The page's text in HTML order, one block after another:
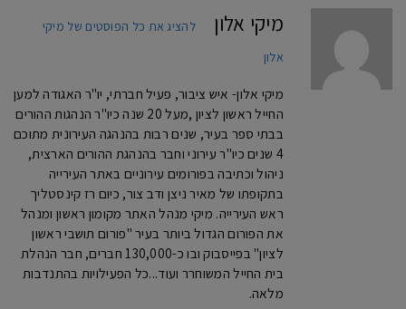
מיקי אלון
להציג את כל הפוסטים של מיקי
אלון
מיקי אלון- איש ציבור, פעיל חברתי, יו"ר האגודה למען
החייל ראשון לציון ,מעל 20 שנה כיו"ר הנהגות ההורים
בבתי ספר בעיר, שנים רבות בהנהגה העירונית מתוכם
4 שנים כיו"ר עירוני וחבר בהנהגת ההורים הארצית,
ניהול וכתיבה בפורומים עירוניים באתר העירייה
בתקופתו של מאיר ניצן ודב צור, כיום רז קינסטליך
ראש העירייה. מיקי מנהל האתר מקומון ראשון ומנהל
את הפורום הגדול ביותר בעיר "פורום תושבי ראשון
לציון" בפייסבוק ובו כ-130,000 חברים, חבר הנהלת
בית החייל המשוחרר ועוד...כל הפעילויות בהתנדבות
מלאה.